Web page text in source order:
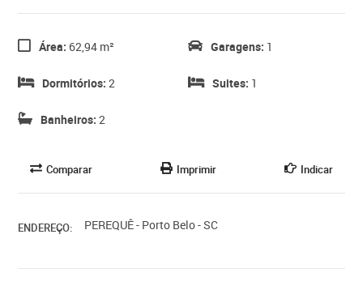
Área: 62,94 m²
Dormitórios: 2
Banheiros: 2
Garagens: 1
Suites: 1
Comparar Imprimir Indicar
ENDEREÇO: PEREQUÊ - Porto Belo - SC